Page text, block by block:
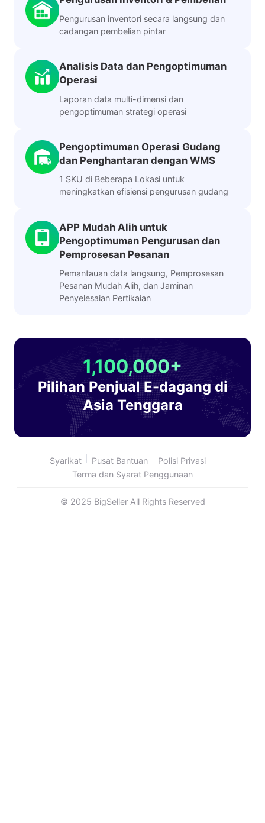
Pengurusan inventori secara langsung dan
cadangan pembelian pintar
Analisis Data dan Pengoptimuman
Operasi
Laporan data multi-dimensi dan
pengoptimuman strategi operasi
Pengoptimuman Operasi Gudang
dan Penghantaran dengan WMS
1 SKU di Beberapa Lokasi untuk
meningkatkan efisiensi pengurusan gudang
APP Mudah Alih untuk
Pengoptimuman Pengurusan dan
Pemprosesan Pesanan
Pemantauan data langsung, Pemprosesan
Pesanan Mudah Alih, dan Jaminan
Penyelesaian Pertikaian
1,100,000+
Pilihan Penjual E-dagang di
Asia Tenggara
Syarikat Pusat Bantuan
Polisi Privasi
Terma dan Syarat Penggunaan
© 2025 BigSeller All Rights Reserved